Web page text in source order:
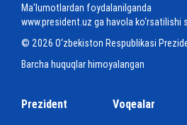
Ma'lumotlardan foydalanilganda
www.president.uz ga havola ko‘rsatilishi
© 2026 O‘zbekiston Respublikasi
Barcha huquqlar himoyalangan
Prezident Voqealar